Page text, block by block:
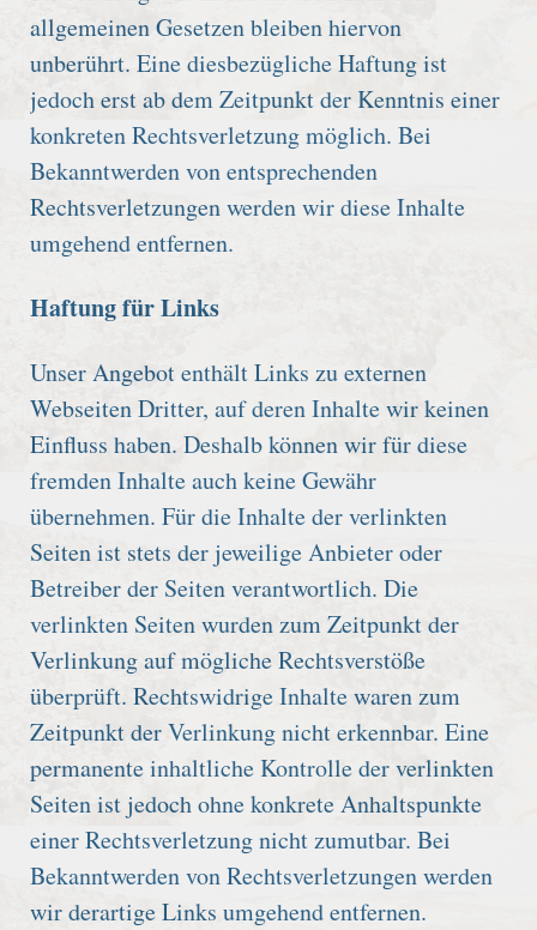
allgemeinen Gesetzen bleiben hiervon
unberührt. Eine diesbezügliche Haftung ist
jedoch erst ab dem Zeitpunkt der Kenntnis einer
konkreten Rechtsverletzung möglich. Bei
Bekanntwerden von entsprechenden
Rechtsverletzungen werden wir diese Inhalte
umgehend entfernen.
Haftung für Links
Unser Angebot enthält Links zu externen
Webseiten Dritter, auf deren Inhalte wir keinen
Einfluss haben. Deshalb können wir für diese
fremden Inhalte auch keine Gewähr
übernehmen. Für die Inhalte der verlinkten
Seiten ist stets der jeweilige Anbieter oder
Betreiber der Seiten verantwortlich. Die
verlinkten Seiten wurden zum Zeitpunkt der
Verlinkung auf mögliche Rechtsverstöße
überprüft. Rechtswidrige Inhalte waren zum
Zeitpunkt der Verlinkung nicht erkennbar. Eine
permanente inhaltliche Kontrolle der verlinkten
Seiten ist jedoch ohne konkrete Anhaltspunkte
einer Rechtsverletzung nicht zumutbar. Bei
Bekanntwerden von Rechtsverletzungen werden
wir derartige Links umgehend entfernen.